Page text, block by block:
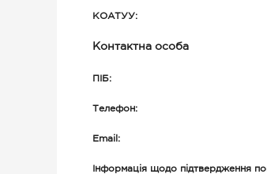
КОАТУУ:
Контактна особа
ПІБ:
Телефон:
Email:
Інформація щодо підтвердження